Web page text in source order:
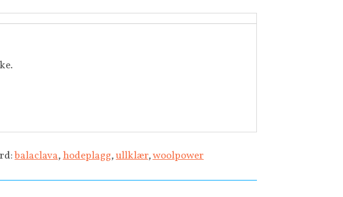
balaclava,hodeplagg,ullklær,woolpower